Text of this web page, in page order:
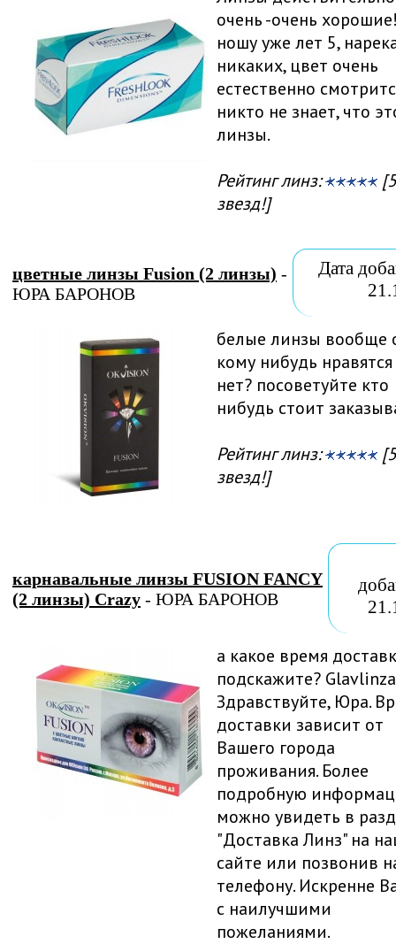
очень -очень
ношу уже лет 5,
никаких, цвет очень
естественно
никто не знает, что
линзы.
Рейтинг линз:
звезд!]
цветные линзы Fusion (2 линзы) -
ЮРА БАРОНОВ
Дата
белые линзы вообще
кому нибудь
нет? посоветуйте кто
нибудь стоит
Рейтинг линз:
звезд!]
карнавальные линзы FUSION FANCY
(2 линзы) Crazy - ЮРА БАРОНОВ
а какое время
подскажите?
Здравствуйте, Юра.
доставки зависит от
Вашего города
проживания. Более
подробную
можно увидеть в
"Доставка Линз" на
сайте или позвонив
телефону. Искренне
с наилучшими
пожеланиями.